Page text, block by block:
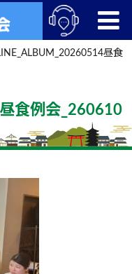
昼食
食例会_260610